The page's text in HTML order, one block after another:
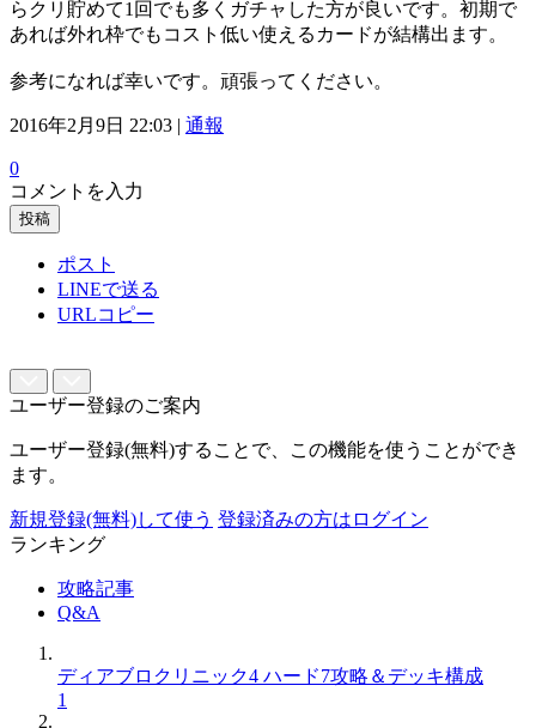
らクリ貯めて1回でも多くガチャした方が良いです。初期で
あれば外れ枠でもコスト低い使えるカードが結構出ます。
参考になれば幸いです。頑張ってください。
2016年2月9日 22:03 | 通報
0
コメントを入力
投稿
ポスト
LINEで送る
URLコピー
ユーザー登録のご案内
ユーザー登録(無料)することで、この機能を使うことができ
ます。
新規登録(無料)して使う 登録済みの方はログイン
ランキング
攻略記事
Q&A
ディアブロクリニック4 ハード7攻略＆デッキ構成
1